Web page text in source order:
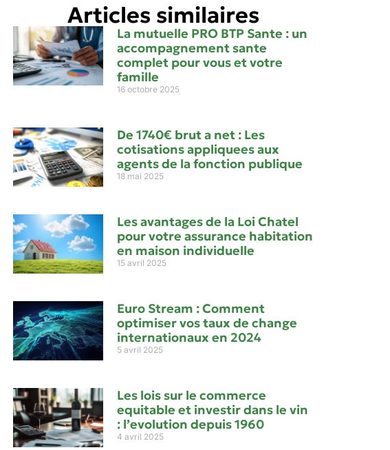
Articles similaires
La mutuelle PRO BTP Sante : un
accompagnement sante
complet pour vous et votre
famille
16 octobre 2025
De 1740€ brut a net : Les
cotisations appliquees aux
agents de la fonction publique
18 mai 2025
Les avantages de la Loi Chatel
pour votre assurance habitation
en maison individuelle
15 avril 2025
Euro Stream : Comment
optimiser vos taux de change
internationaux en 2024
5 avril 2025
Les lois sur le commerce
equitable et investir dans le vin
: l’evolution depuis 1960
4 avril 2025